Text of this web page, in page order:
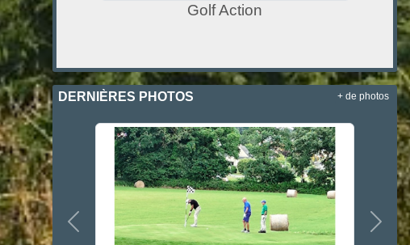
Golf Action
DERNIÈRES PHOTOS
Précedent
+ de photos